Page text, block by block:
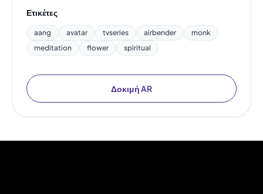
Ετικέτες
aang avatar tvseries airbender
monk
meditation
flower spiritual
Δοκιμή AR